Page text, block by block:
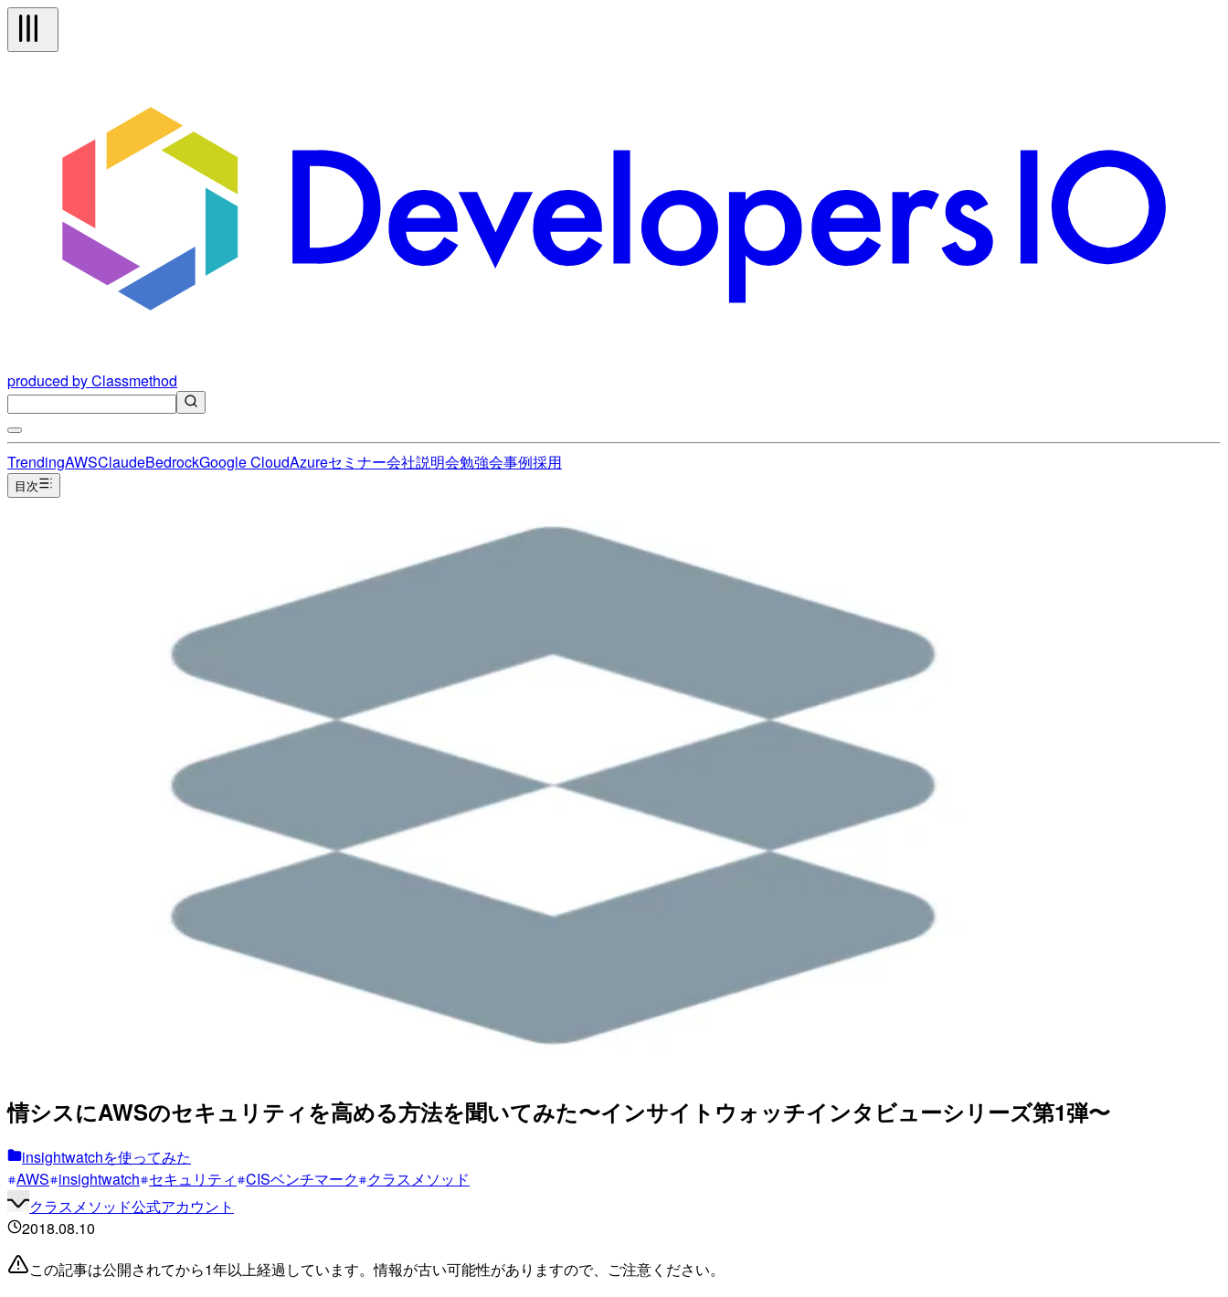
produced by Classmethod
TrendingAWSClaudeBedrockGoogle CloudAzureセミナー会社説明会勉強会事例採用
目次
情シスにAWSのセキュリティを高める方法を聞いてみた〜インサイトウォッチインタビューシリーズ第1弾〜
insightwatchを使ってみた
AWS insightwatch セキュリティ CISベンチマーク
クラスメソッド
クラスメソッド公式アカウント
2018.08.10
この記事は公開されてから1年以上経過しています。情報が古い可能性がありますので、ご注意ください。